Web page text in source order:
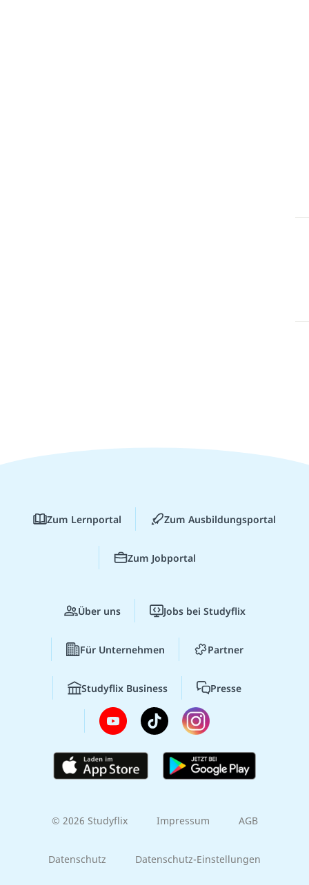
Zum Lernportal Zum Ausbildungsportal
Zum Jobportal
Über uns Jobs bei Studyflix
Für Unternehmen Partner
Studyflix Business Presse
© 2026 Studyflix Impressum AGB
Datenschutz Datenschutz-Einstellungen